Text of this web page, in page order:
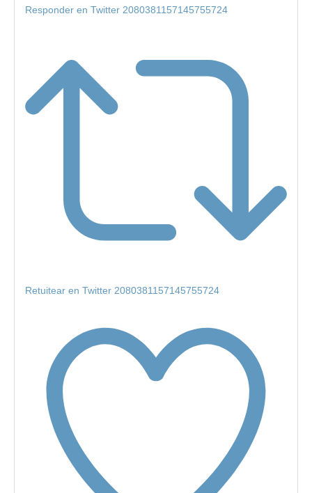
Responder en Twitter 2080381157145755724
Retuitear en Twitter 2080381157145755724